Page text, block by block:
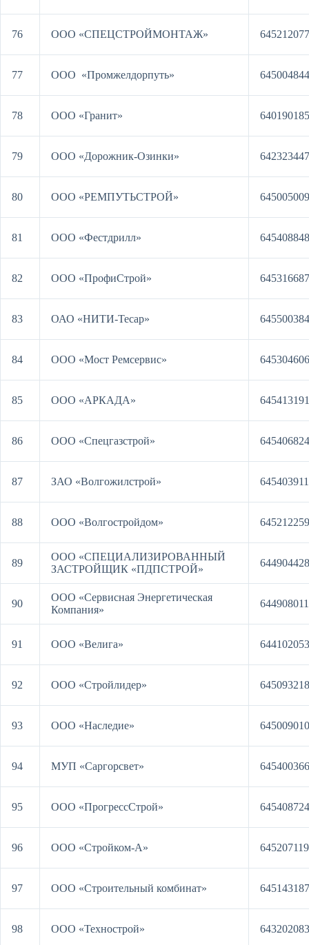
76 ООО «СПЕЦСТРОЙМОНТАЖ»
77 ООО «Промжелдорпуть»
78 ООО «Гранит»
79 ООО «Дорожник-Озинки»
80 ООО «РЕМПУТЬСТРОЙ»
81 ООО «Фестдрилл»
82 ООО «ПрофиСтрой»
83 ОАО «НИТИ-Тесар»
84 ООО «Мост Ремсервис»
85 ООО «АРКАДА»
86 ООО «Спецгазстрой»
87 ЗАО «Волгожилстрой»
88 ООО «Волгостройдом»
89
ООО «СПЕЦИАЛИЗИРОВАННЫЙ
ЗАСТРОЙЩИК «ПДПСТРОЙ»
90
ООО «Сервисная Энергетическая
Компания»
91 ООО «Велига»
92 ООО «Стройлидер»
93 ООО «Наследие»
94 МУП «Саргорсвет»
95 ООО «ПрогрессСтрой»
96 ООО «Стройком-А»
97 ООО «Строительный комбинат»
98 ООО «Технострой»